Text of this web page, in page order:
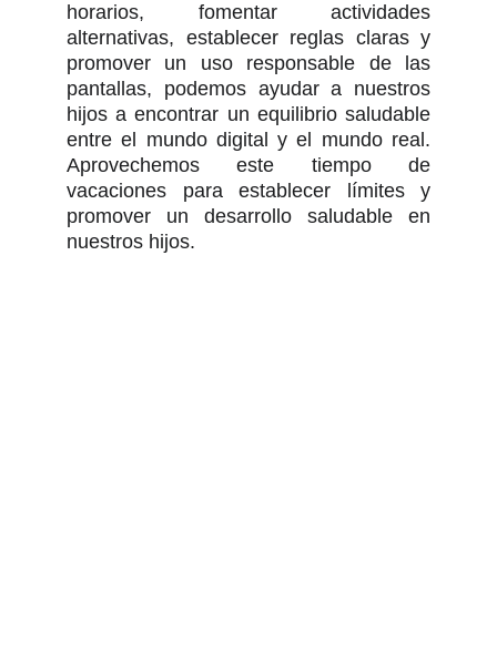
horarios, fomentar actividades
alternativas, establecer reglas claras y
promover un uso responsable de las
pantallas, podemos ayudar a nuestros
hijos a encontrar un equilibrio saludable
entre el mundo digital y el mundo real.
Aprovechemos este tiempo de
vacaciones para establecer límites y
promover un desarrollo saludable en
nuestros hijos.